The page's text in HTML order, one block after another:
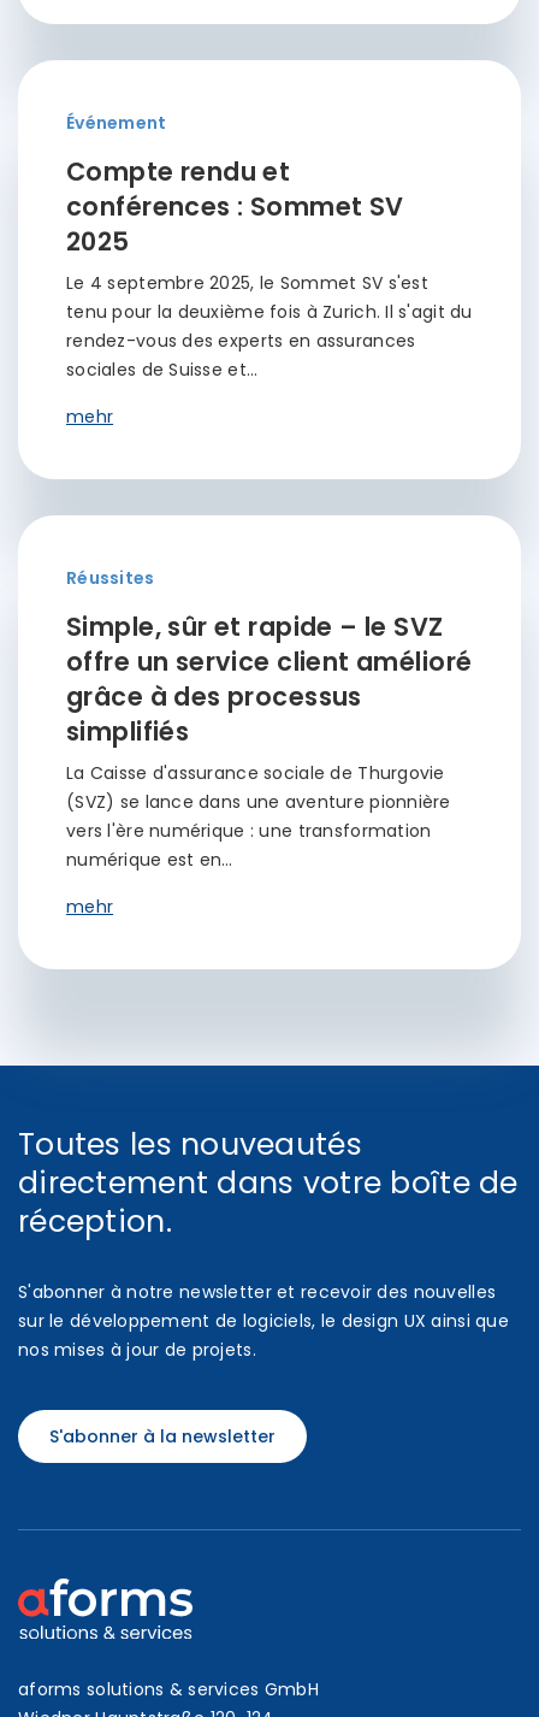
Événement
Compte rendu et
conférences : Sommet SV
2025
Le 4 septembre 2025, le Sommet SV s'est
tenu pour la deuxième fois à Zurich. Il s'agit du
rendez-vous des experts en assurances
sociales de Suisse et…
mehr
Réussites
Simple, sûr et rapide – le SVZ
offre un service client amélioré
grâce à des processus
simplifiés
La Caisse d'assurance sociale de Thurgovie
(SVZ) se lance dans une aventure pionnière
vers l'ère numérique : une transformation
numérique est en…
mehr
Toutes les nouveautés
directement dans votre boîte de
réception.
S'abonner à notre newsletter et recevoir des nouvelles
sur le développement de logiciels, le design UX ainsi que
nos mises à jour de projets.
S'abonner à la newsletter
aforms solutions & services GmbH